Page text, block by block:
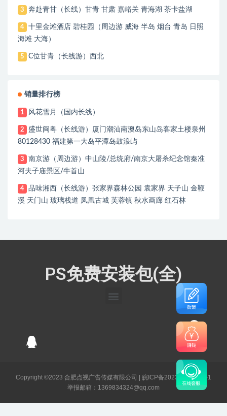
3 奔赴青甘（长线）甘青 甘肃 嘉峪关 青海湖 茶卡盐湖
4
十里金滩酒店 碧桂园（周边游 威海 半岛 烟台 青岛 日照
海滩 大海）
5 C位甘青（长线游）西北
销量排行榜
1 风花雪月（国内长线）
2
盛世闽粤（长线游）厦门潮汕南澳岛东山岛客家土楼泉州
80128430 福建第一大岛平潭岛鼓浪屿
3
南京游（周边游）中山陵/总统府/南京大屠杀纪念馆秦准
河夫子庙景区/牛首山
4
品味湘西（长线游）张家界森林公园 袁家界 天子山 金鞭
溪 天门山 玻璃栈道 凤凰古城 芙蓉镇 秋水画廊 红石林
PS免费安装包(全)
Copyright ©2023 合肥点视广告传媒有限公司 | 皖ICP备2023003141号-1
举报邮箱：1369834324@qq.com